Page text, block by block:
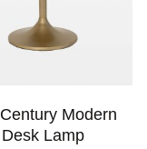
Modern
Desk Lamp